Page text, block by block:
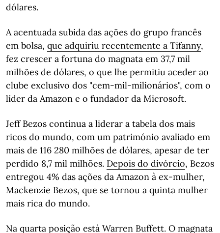
dólares.
A acentuada subida das ações do grupo francês
em bolsa, que adquiriu recentemente a Tifanny,
fez crescer a fortuna do magnata em 37,7 mil
milhões de dólares, o que lhe permitiu aceder ao
clube exclusivo dos "cem-mil-milionários", com o
líder da Amazon e o fundador da Microsoft.
Jeff Bezos continua a liderar a tabela dos mais
ricos do mundo, com um património avaliado em
mais de 116 280 milhões de dólares, apesar de ter
perdido 8,7 mil milhões. Depois do divórcio, Bezos
entregou 4% das ações da Amazon à ex-mulher,
Mackenzie Bezos, que se tornou a quinta mulher
mais rica do mundo.
Na quarta posição está Warren Buffett. O magnata